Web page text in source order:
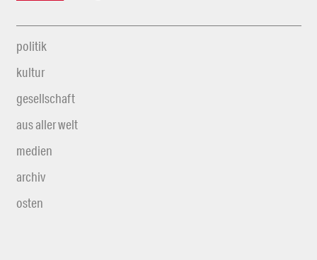
politik
kultur
gesellschaft
aus aller welt
medien
archiv
osten